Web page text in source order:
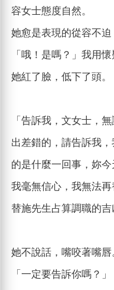
容女士態度自然。
她愈是表現的從容不迫
「哦！是嗎？」我用懷
她紅了臉，低下了頭。
「告訴我，文女士，
出差錯的，請告訴我
的是什麼一回事，妳
我毫無信心，我無法
替施先生占算調職的吉
她不說話，嘴咬著嘴唇
「一定要告訴你嗎？」